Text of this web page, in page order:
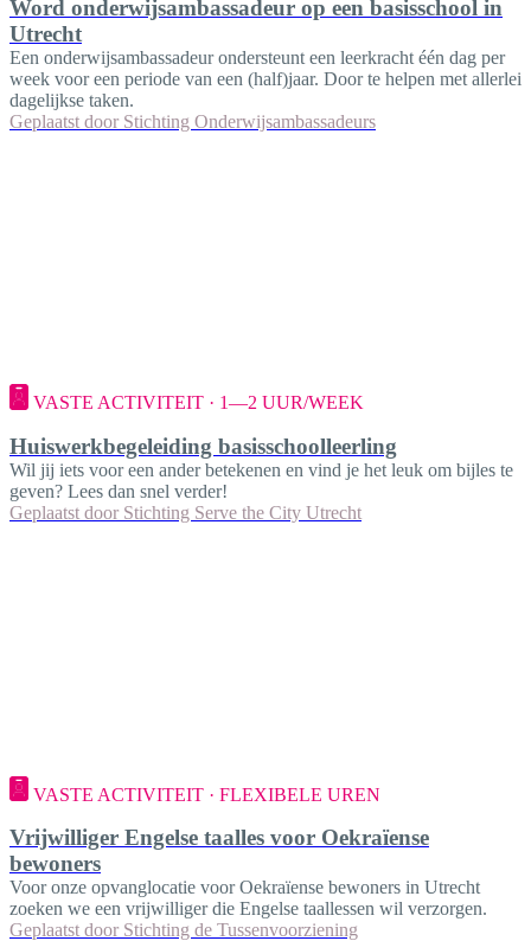
Word onderwijsambassadeur op een basisschool in
Utrecht
Een onderwijsambassadeur ondersteunt een leerkracht één dag per
week voor een periode van een (half)jaar. Door te helpen met allerlei
dagelijkse taken.
Geplaatst door Stichting Onderwijsambassadeurs
VASTE ACTIVITEIT · 1—2 UUR/WEEK
Huiswerkbegeleiding basisschoolleerling
Wil jij iets voor een ander betekenen en vind je het leuk om bijles te
geven? Lees dan snel verder!
Geplaatst door Stichting Serve the City Utrecht
VASTE ACTIVITEIT · FLEXIBELE UREN
Vrijwilliger Engelse taalles voor Oekraïense
bewoners
Voor onze opvanglocatie voor Oekraïense bewoners in Utrecht
zoeken we een vrijwilliger die Engelse taallessen wil verzorgen.
Geplaatst door Stichting de Tussenvoorziening